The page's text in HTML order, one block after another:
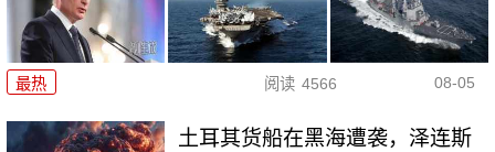
最热 阅读 4566 08-05
土耳其货船在黑海遭袭，泽连斯